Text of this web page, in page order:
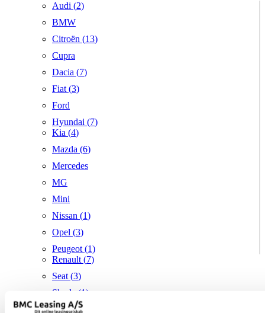
Audi (2)
BMW
Citroën (13)
Cupra
Dacia (7)
Fiat (3)
Ford
Hyundai (7)
Kia (4)
Mazda (6)
Mercedes
MG
Mini
Nissan (1)
Opel (3)
Peugeot (1)
Renault (7)
Seat (3)
Skoda (1)
Suzuki